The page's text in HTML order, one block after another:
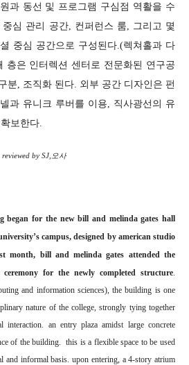
과 동선 및 프로그램 구심점 역활을 수
심 관리 공간, 컨퍼런스 룸, 그리고 몇
중심 공간으로 구성된다.(렉쳐홀과 다
층은 인터렉션 센터로 전문화된 연구공
분, 조직화 된다. 외부 공간 디자인은 펀
과 유니크 루버를 이용, 직사광선의 유
보한다.
reviewed by SJ,오사
began for the new bill and melinda gates hall
campus, designed by american studio
month, bill and melinda gates attended the
for the newly completed structure
and information sciences), the building is one
nature of the college, strongly tying together
interaction. an entry plaza amidst large concrete
of the building. this is a flexible space to be used
and informal basis. upon entering, a 4-story atrium